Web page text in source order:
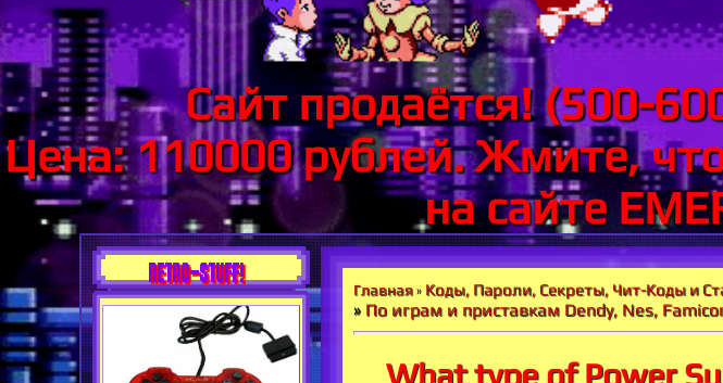
Сайт продаётся! (500-
Цена: 110000 рублей. Жмите,
на сайте
RETRO-STUFF!
Главная » Коды, Пароли, Секреты, Чит-Коды и
» По играм и приставкам Dendy, Nes,
What type of Power